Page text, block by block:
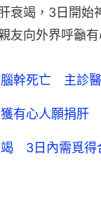
衰竭，3日開始
友向外界呼籲有
幹死亡 主診
有心人願捐肝
竭 3日內需覓